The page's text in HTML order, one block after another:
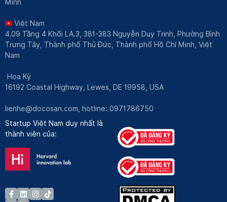
Minh
Việt Nam
4.09 Tầng 4 Khối LA.3, 381-383 Nguyễn Duy Trinh, Phường Bình
Trưng Tây, Thành phố Thủ Đức, Thành phố Hồ Chí Minh, Việt
Nam
Hoa Kỳ
16192 Coastal Highway, Lewes, DE 19958, USA
lienhe@docosan.com , hotline: 0971786750
Startup Việt Nam duy nhất là
thành viên của: